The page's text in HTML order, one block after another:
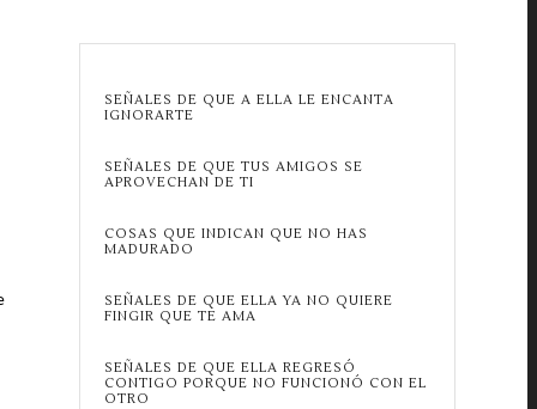
SEÑALES DE QUE A ELLA LE ENCANTA
IGNORARTE
SEÑALES DE QUE TUS AMIGOS SE
APROVECHAN DE TI
COSAS QUE INDICAN QUE NO HAS
MADURADO
SEÑALES DE QUE ELLA YA NO QUIERE
FINGIR QUE TE AMA
SEÑALES DE QUE ELLA REGRESÓ
CONTIGO PORQUE NO FUNCIONÓ CON EL
OTRO